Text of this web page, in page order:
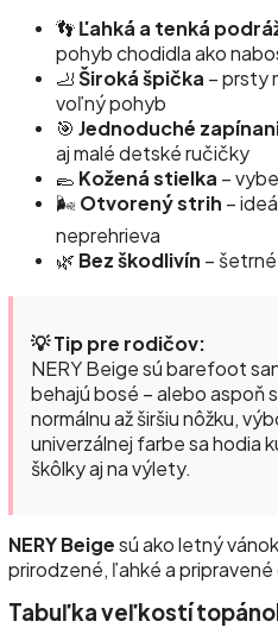
👣Ľahká a tenká
pohyb chodidla ako
🦶Široká špička – prsty
voľný pohyb
🎯 Jednoduché
aj malé detské ručičky
🥿 Kožená stielka –
🌬️Otvorený strih –
neprehrieva
🌿 Bez škodlivín –
💡 Tip pre rodičov:
NERY Beige sú barefoot
behajú bosé – alebo aspoň
normálnu až širšiu nôžku,
univerzálnej farbe sa hodia
škôlky aj na výlety.
NERY Beigesú ako letný
prirodzené, ľahké a
Tabuľka veľkostí